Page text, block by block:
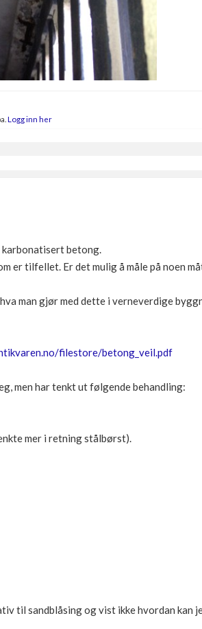
Logg inn her
betong.
er tilfellet. Er det mulig å måle på noen
man gjør med dette i verneverdige
filestore/betong_veil.pdf
men har tenkt ut følgende behandling:
mer i retning stålbørst).
til sandblåsing og vist ikke hvordan kan